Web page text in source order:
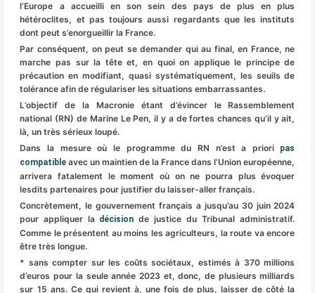
l’Europe a accueilli en son sein des pays de plus en plus
hétéroclites, et pas toujours aussi regardants que les instituts
dont peut s’enorgueillir la France.
Par conséquent, on peut se demander qui au final, en France, ne
marche pas sur la tête et, en quoi on applique le principe de
précaution en modifiant, quasi systématiquement, les seuils de
tolérance afin de régulariser les situations embarrassantes.
L’objectif de la Macronie étant d’évincer le Rassemblement
national (RN) de Marine Le Pen, il y a de fortes chances qu’il y ait,
là, un très sérieux loupé.
Dans la mesure où le programme du RN n’est a priori pas
compatible avec un maintien de la France dans l’Union européenne,
arrivera fatalement le moment où on ne pourra plus évoquer
lesdits partenaires pour justifier du laisser-aller français.
Concrètement, le gouvernement français a jusqu’au 30 juin 2024
pour appliquer la décision de justice du Tribunal administratif.
Comme le présentent au moins les agriculteurs, la route va encore
être très longue.
* sans compter sur les coûts sociétaux, estimés à 370 millions
d’euros pour la seule année 2023 et, donc, de plusieurs milliards
sur 15 ans. Ce qui revient à, une fois de plus, laisser de côté la